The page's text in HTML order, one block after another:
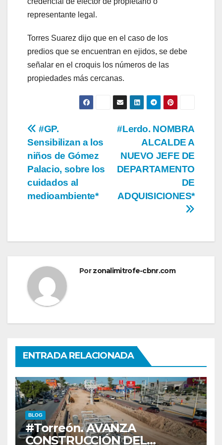
representante legal.
Torres Suarez dijo que en el caso de los
predios que se encuentran en ejidos, se debe
señalar en el croquis los números de las
propiedades más cercanas.
Navegación
de
entradas
#Lerdo. NOMBRA
ALCALDE A
NUEVO JEFE DE
DEPARTAMENTO
DE
ADQUISICIONES*
#GP.
Sensibilizan a los
niños de Gómez
Palacio, sobre los
cuidados al
medioambiente*
Porzonalimitrofe-cbnr.com
ENTRADA RELACIONADA
BLOG
#Torreón. AVANZA
CONSTRUCCIÓN DEL